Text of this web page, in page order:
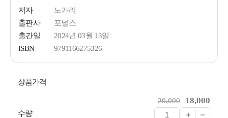
저자
노가리
출판사
포널스
출간일
2024년 03월 13일
ISBN
9791166275326
상품가격
20,000 18,000
수량